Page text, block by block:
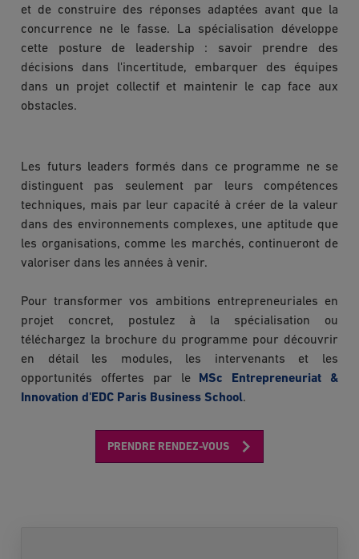
et de construire des réponses adaptées avant que la
concurrence ne le fasse. La spécialisation développe
cette posture de leadership : savoir prendre des
décisions dans l'incertitude, embarquer des équipes
dans un projet collectif et maintenir le cap face aux
obstacles.
Les futurs leaders formés dans ce programme ne se
distinguent pas seulement par leurs compétences
techniques, mais par leur capacité à créer de la valeur
dans des environnements complexes, une aptitude que
les organisations, comme les marchés, continueront de
valoriser dans les années à venir.
Pour transformer vos ambitions entrepreneuriales en
projet concret, postulez à la spécialisation ou
téléchargez la brochure du programme pour découvrir
en détail les modules, les intervenants et les
opportunités offertes par le
MSc Entrepreneuriat &
Innovation d'EDC Paris Business School.
PRENDRE RENDEZ-VOUS